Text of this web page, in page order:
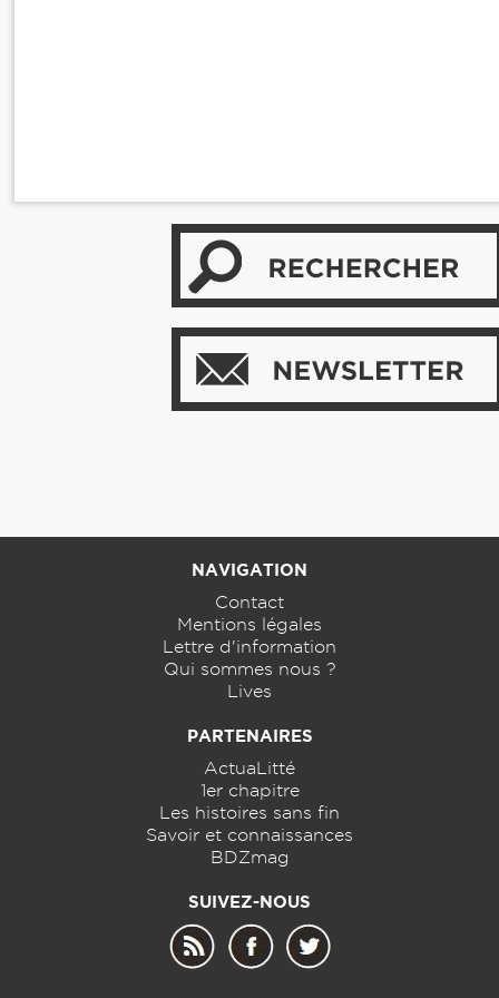
NAVIGATION
Contact
Mentions légales
Lettre d'information
Qui sommes nous ?
Lives
PARTENAIRES
ActuaLitté
1er chapitre
Les histoires sans fin
Savoir et connaissances
BDZmag
SUIVEZ-NOUS